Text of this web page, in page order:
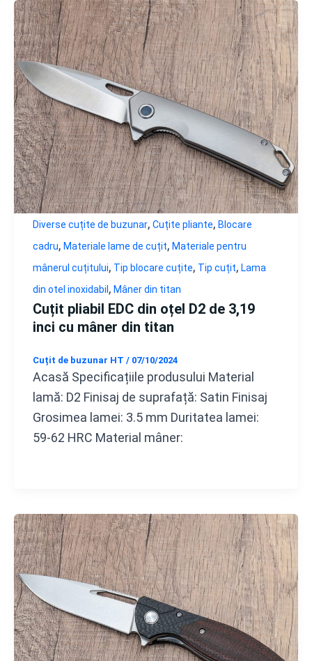
Diverse cuțite de buzunar, Cuțite pliante, Blocare
cadru, Materiale lame de cuțit, Materiale pentru
mânerul cuțitului, Tip blocare cuțite, Tip cuțit, Lama
din otel inoxidabil , Mâner din titan
Cuțit pliabil EDC din oțel D2 de 3,19
inci cu mâner din titan
Cuțit de buzunar HT / 07/10/2024
Acasă Specificațiile produsului Material
lamă: D2 Finisaj de suprafață: Satin Finisaj
Grosimea lamei: 3.5 mm Duritatea lamei:
59-62 HRC Material mâner: